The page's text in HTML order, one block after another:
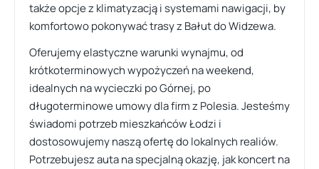
także opcje z klimatyzacją i systemami nawigacji, by
komfortowo pokonywać trasy z Bałut do Widzewa.
Oferujemy elastyczne warunki wynajmu, od
krótkoterminowych wypożyczeń na weekend,
idealnych na wycieczki po Górnej, po
długoterminowe umowy dla firm z Polesia. Jesteśmy
świadomi potrzeb mieszkańców Łodzi i
dostosowujemy naszą ofertę do lokalnych realiów.
Potrzebujesz auta na specjalną okazję, jak koncert na